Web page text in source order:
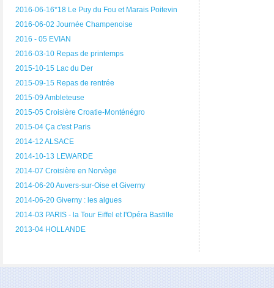
2016-06-16*18 Le Puy du Fou et Marais Poitevin
2016-06-02 Journée Champenoise
2016 - 05 EVIAN
2016-03-10 Repas de printemps
2015-10-15 Lac du Der
2015-09-15 Repas de rentrée
2015-09 Ambleteuse
2015-05 Croisière Croatie-Monténégro
2015-04 Ça c'est Paris
2014-12 ALSACE
2014-10-13 LEWARDE
2014-07 Croisière en Norvège
2014-06-20 Auvers-sur-Oise et Giverny
2014-06-20 Giverny : les algues
2014-03 PARIS - la Tour Eiffel et l'Opéra Bastille
2013-04 HOLLANDE